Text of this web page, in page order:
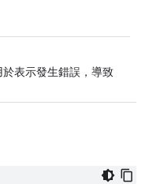
表示發生錯誤，導致